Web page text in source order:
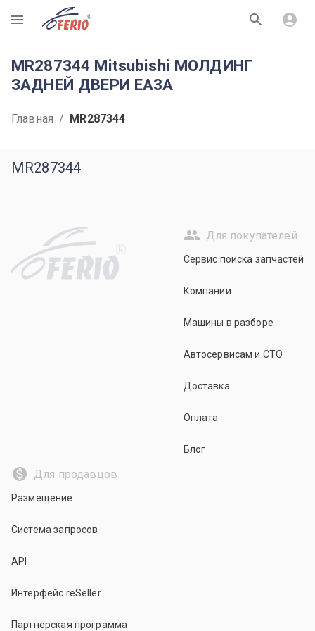
R
MR287344 Mitsubishi МОЛДИНГ
ЗАДНЕЙ ДВЕРИ EA3A
Главная / MR287344
MR287344
R
Для покупателей
Сервис поиска запчастей
Компании
Машины в разборе
Автосервисам и СТО
Доставка
Оплата
Блог
Для продавцов
Размещение
Система запросов
API
Интерфейс reSeller
Партнерская программа